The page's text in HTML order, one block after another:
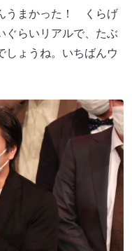
うまかった！ くらげ
ぐらいリアルで、たぶ
しょうね。いちばんウ